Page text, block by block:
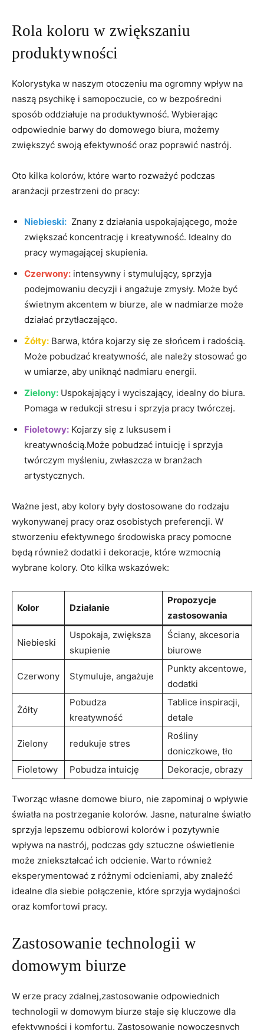
Rola ⁤koloru w zwiększaniu⁢
produktywności
Kolorystyka​ w naszym ⁢otoczeniu ma ogromny wpływ na⁣
naszą psychikę i ‌samopoczucie,⁢ co⁢ w bezpośredni‌
sposób oddziałuje na produktywność. Wybierając
odpowiednie‌ barwy do domowego biura, możemy
zwiększyć ⁢swoją efektywność ‌oraz poprawić nastrój.
Oto kilka‌ kolorów,⁢ które warto rozważyć podczas
aranżacji‍ przestrzeni ​do pracy:
Niebieski: ​ Znany‌ z działania ⁢uspokajającego,⁢ może
zwiększać koncentrację i kreatywność. Idealny ⁤do
⁤pracy wymagającej skupienia.
Czerwony: intensywny i stymulujący,‌ sprzyja​
podejmowaniu‍ decyzji⁢ i ⁤angażuje zmysły.⁣ Może być
świetnym akcentem w biurze,‌ ale w nadmiarze może
działać przytłaczająco.
Żółty: Barwa,⁣ która kojarzy się ze ⁣słońcem ‌i radością.
Może‌ pobudzać ‍kreatywność, ale należy stosować go
⁣w umiarze,⁣ aby uniknąć ⁢nadmiaru⁣ energii.
Zielony: Uspokajający ​i wyciszający, idealny do biura. ​
Pomaga w redukcji stresu⁣ i ‌sprzyja pracy twórczej.
Fioletowy: ⁤Kojarzy się z‌ luksusem i
kreatywnością.Może ​pobudzać ‍intuicję i sprzyja
twórczym ​myśleniu,⁣ zwłaszcza‍ w‌ branżach‍
artystycznych.
Ważne‌ jest,⁤ aby kolory były dostosowane ⁤do⁣ rodzaju
wykonywanej pracy oraz ⁤osobistych preferencji. W
stworzeniu efektywnego środowiska pracy⁣ pomocne‍
będą również ⁣dodatki i ‌dekoracje, które wzmocnią
wybrane kolory. ⁣Oto‍ kilka ​wskazówek:
Kolor Działanie
Propozycje
zastosowania
Niebieski
Uspokaja, zwiększa
skupienie
Ściany, akcesoria ​
biurowe
Czerwony Stymuluje, angażuje
Punkty akcentowe,⁤
dodatki
Żółty
Pobudza
kreatywność
Tablice inspiracji,
detale
Zielony redukuje stres
Rośliny
doniczkowe, tło
Fioletowy
Pobudza ‌intuicję Dekoracje, obrazy
Tworząc ⁢własne ⁢domowe ​biuro, nie zapominaj o wpływie
światła na postrzeganie kolorów. Jasne, naturalne ​światło
sprzyja ⁢lepszemu odbiorowi kolorów ‌i‍ pozytywnie
wpływa na⁣ nastrój, podczas gdy sztuczne oświetlenie
może zniekształcać ich odcienie. ⁢Warto również
‍eksperymentować ‍z ⁤różnymi⁢ odcieniami, aby⁢ znaleźć
‍idealne dla ‌siebie połączenie, które sprzyja wydajności
‌oraz komfortowi pracy.
Zastosowanie ‍technologii w​
domowym ⁢biurze
W erze pracy zdalnej,zastosowanie odpowiednich
technologii⁢ w domowym biurze​ staje​ się kluczowe dla
efektywności ⁤i komfortu. Zastosowanie nowoczesnych